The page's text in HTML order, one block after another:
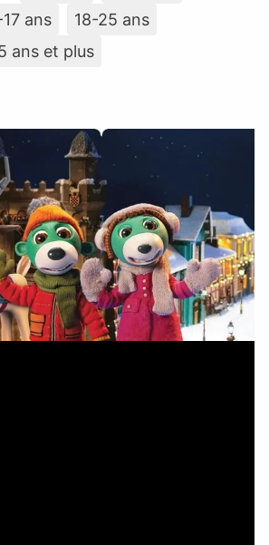
ans
18-25 ans
ans et plus